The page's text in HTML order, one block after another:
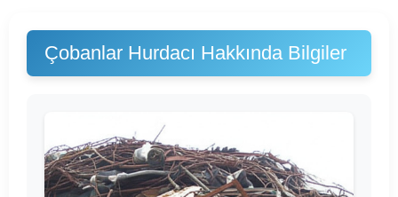
Çobanlar Hurdacı Hakkında Bilgiler